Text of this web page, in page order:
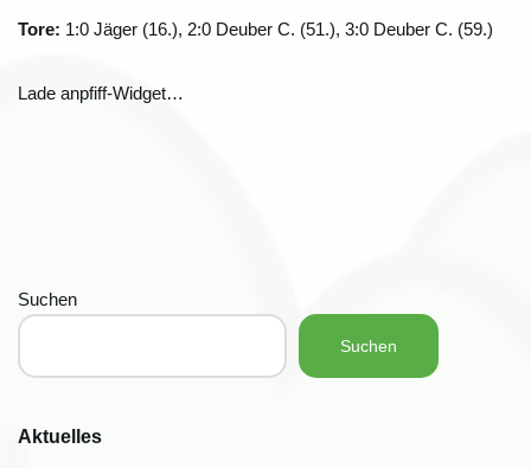
Tore: 1:0 Jäger (16.), 2:0 Deuber C. (51.), 3:0 Deuber C. (59.)
Lade anpfiff-Widget…
Suchen
Suchen
Aktuelles